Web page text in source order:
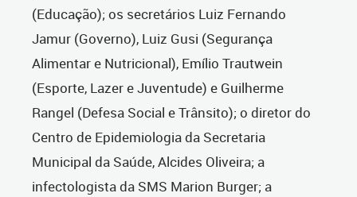
(Educação); os secretários Luiz Fernando
Jamur (Governo), Luiz Gusi (Segurança
Alimentar e Nutricional), Emílio Trautwein
(Esporte, Lazer e Juventude) e Guilherme
Rangel (Defesa Social e Trânsito); o diretor do
Centro de Epidemiologia da Secretaria
Municipal da Saúde, Alcides Oliveira; a
infectologista da SMS Marion Burger; a